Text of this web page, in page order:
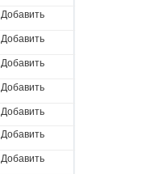
Добавить
Добавить
Добавить
Добавить
Добавить
Добавить
Добавить